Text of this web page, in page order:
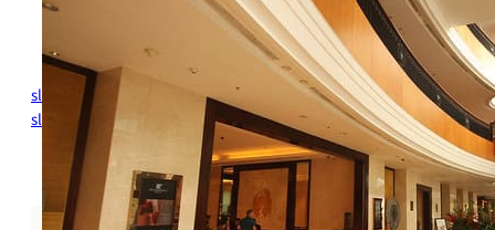
Sumatera
November 27, 2025
slot gacor
slot